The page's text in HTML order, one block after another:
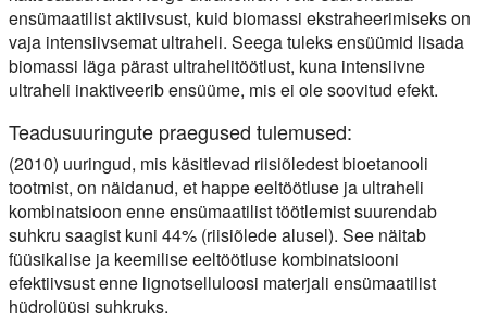
ensümaatilist aktiivsust, kuid biomassi ekstraheerimiseks on
vaja intensiivsemat ultraheli. Seega tuleks ensüümid lisada
biomassi läga pärast ultrahelitöötlust, kuna intensiivne
ultraheli inaktiveerib ensüüme, mis ei ole soovitud efekt.
Teadusuuringute praegused tulemused:
(2010) uuringud, mis käsitlevad riisiõledest bioetanooli
tootmist, on näidanud, et happe eeltöötluse ja ultraheli
kombinatsioon enne ensümaatilist töötlemist suurendab
suhkru saagist kuni 44% (riisiõlede alusel). See näitab
füüsikalise ja keemilise eeltöötluse kombinatsiooni
efektiivsust enne lignotselluloosi materjali ensümaatilist
hüdrolüüsi suhkruks.